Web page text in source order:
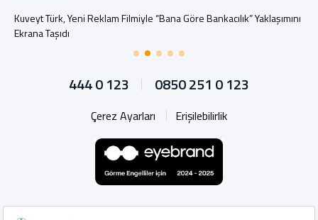
Kuveyt Türk, Yeni Reklam Filmiyle “Bana Göre Bankacılık” Yaklaşımını
Ekrana Taşıdı
444 0 123 0850 251 0 123
Çerez Ayarları Erişilebilirlik